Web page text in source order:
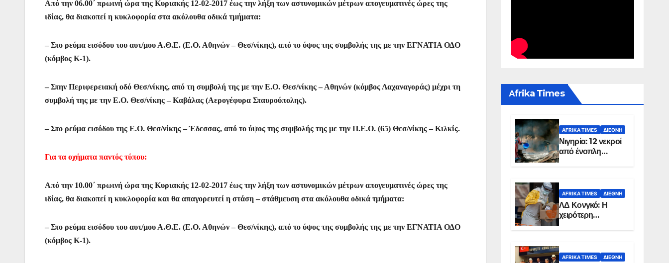
Από την 06.00΄ πρωινή ώρα της Κυριακής 12-02-2017 έως την λήξη των αστυνομικών μέτρων απογευματινές ώρες της
ιδίας, θα διακοπεί η κυκλοφορία στα ακόλουθα οδικά τμήματα:
– Στο ρεύμα εισόδου του αυτ/μου Α.Θ.Ε. (Ε.Ο. Αθηνών – Θεσ/νίκης), από το ύψος της συμβολής της με την ΕΓΝΑΤΙΑ ΟΔΟ
(κόμβος Κ-1).
– Στην Περιφερειακή οδό Θεσ/νίκης, από τη συμβολή της με την Ε.Ο. Θεσ/νίκης – Αθηνών (κόμβος Λαχαναγοράς) μέχρι τη
συμβολή της με την Ε.Ο. Θεσ/νίκης – Καβάλας (Αερογέφυρα Σταυρούπολης).
– Στο ρεύμα εισόδου της Ε.Ο. Θεσ/νίκης – Έδεσσας, από το ύψος της συμβολής της με την Π.Ε.Ο. (65) Θεσ/νίκης – Κιλκίς.
Για τα οχήματα παντός τύπου:
Από την 10.00΄ πρωινή ώρα της Κυριακής 12-02-2017 έως την λήξη των αστυνομικών μέτρων απογευματινές ώρες της
ιδίας, θα διακοπεί η κυκλοφορία και θα απαγορευτεί η στάση – στάθμευση στα ακόλουθα οδικά τμήματα:
– Στο ρεύμα εισόδου του αυτ/μου Α.Θ.Ε. (Ε.Ο. Αθηνών – Θεσ/νίκης), από το ύψος της συμβολής της με την ΕΓΝΑΤΙΑ ΟΔΟ
(κόμβος Κ-1).
Αfrika Times
AFRIKA TIMES ΔΙΕΘΝΉ
Νιγηρία: 12 νεκροί
από ένοπλη
επίθεση σε χωριό
AFRIKA TIMES ΔΙΕΘΝΉ
ΛΔ Κονγκό: Η
χειρότερη
επιδημία Έμπολα
χώρας
AFRIKA TIMES ΔΙΕΘΝΉ